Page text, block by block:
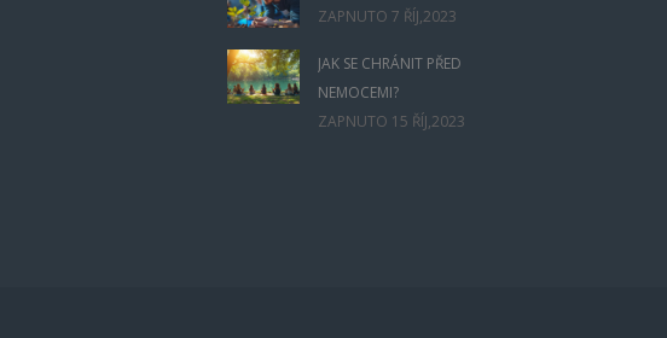
ZAPNUTO 7 ŘÍJ,2023
JAK SE CHRÁNIT PŘED
NEMOCEMI?
ZAPNUTO 15 ŘÍJ,2023